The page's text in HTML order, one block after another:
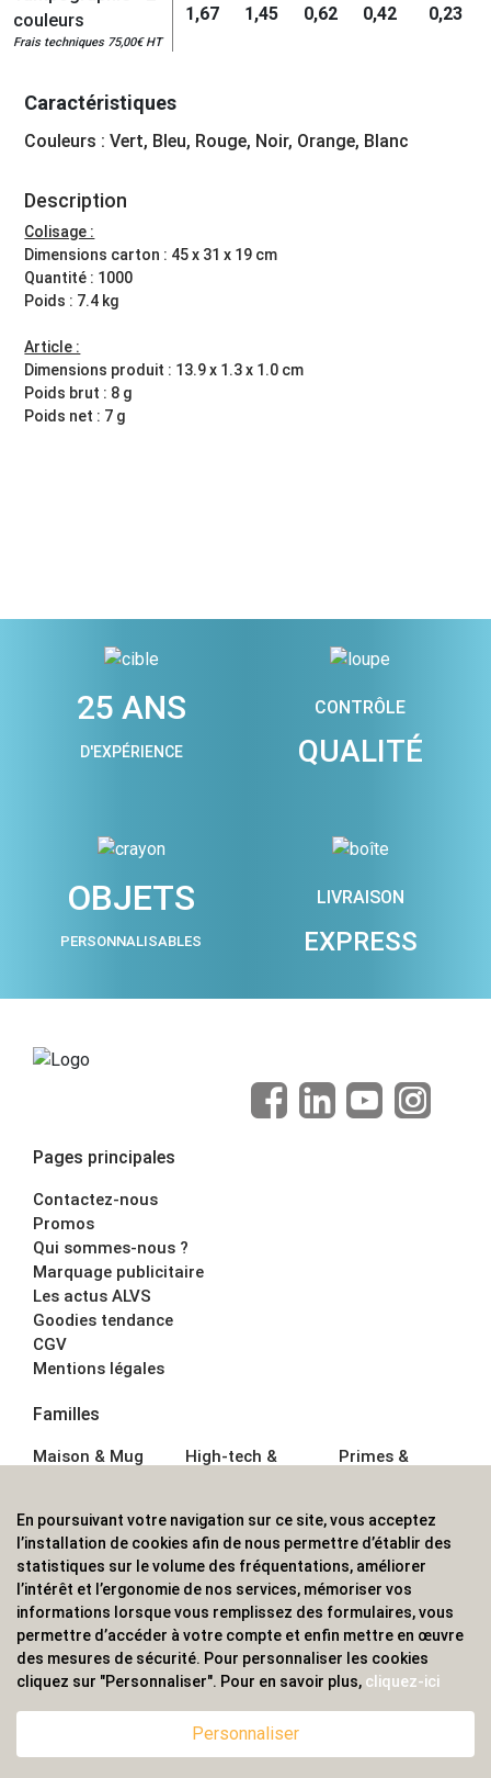
couleurs
Frais techniques 75,00€ HT
1,67 1,45 0,62 0,42 0,23
Caractéristiques
Couleurs : Vert, Bleu, Rouge, Noir, Orange, Blanc
Description
Colisage :
Dimensions carton : 45 x 31 x 19 cm
Quantité : 1000
Poids : 7.4 kg
Article :
Dimensions produit : 13.9 x 1.3 x 1.0 cm
Poids brut : 8 g
Poids net : 7 g
25 ANS
D'EXPÉRIENCE
CONTRÔLE
QUALITÉ
OBJETS
PERSONNALISABLES
LIVRAISON
EXPRESS
Pages principales
Contactez-nous
Promos
Qui sommes-nous ?
Marquage publicitaire
Les actus ALVS
Goodies tendance
CGV
Mentions légales
Familles
Maison & Mug
Écriture
Bagagerie sacs
High-tech &
Sport &
Outdoor
Enfant
Primes &
Boisson
Textile &
Casquette
Accessoires de
ALVS, fournisseur d'objets publicitaires, pour les
professionnels. Une implantation nationale, une
couverture internationale.
En poursuivant votre navigation sur ce site, vous acceptez
l’installation de cookies afin de nous permettre d’établir des
statistiques sur le volume des fréquentations, améliorer
l’intérêt et l’ergonomie de nos services, mémoriser vos
informations lorsque vous remplissez des formulaires, vous
permettre d’accéder à votre compte et enfin mettre en œuvre
des mesures de sécurité. Pour personnaliser les cookies
cliquez sur "Personnaliser". Pour en savoir plus, cliquez-ici
Personnaliser